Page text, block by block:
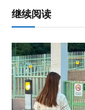
继续阅读